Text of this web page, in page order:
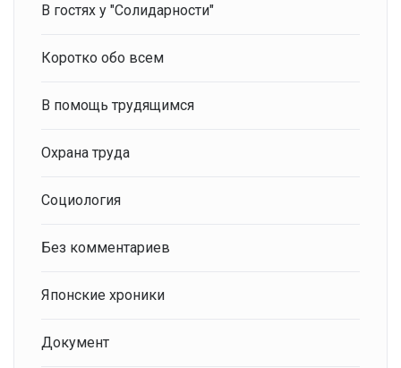
В гостях у "Солидарности"
Коротко обо всем
В помощь трудящимся
Охрана труда
Социология
Без комментариев
Японские хроники
Документ